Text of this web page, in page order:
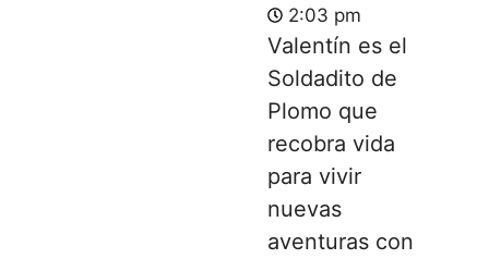
2:03 pm
Valentín es el
Soldadito de
Plomo que
recobra vida
para vivir
nuevas
aventuras con